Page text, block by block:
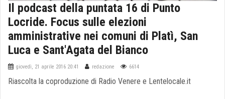
Il podcast della puntata 16 di Punto
Locride. Focus sulle elezioni
amministrative nei comuni di Platì, San
Luca e Sant'Agata del Bianco
giovedì, 21 aprile 2016 20:41 redazione 6614
Riascolta la coproduzione di Radio Venere e Lentelocale.it